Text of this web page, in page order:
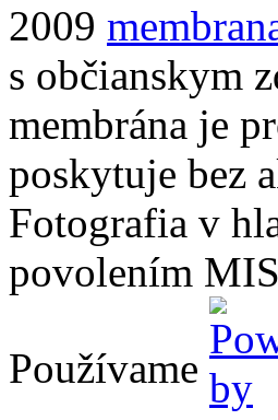
2009
s občianskym
membrána je
poskytuje bez
Fotografia v
povolením
Používame